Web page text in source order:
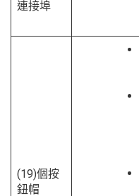
連接埠
(19)個按
鈕帽